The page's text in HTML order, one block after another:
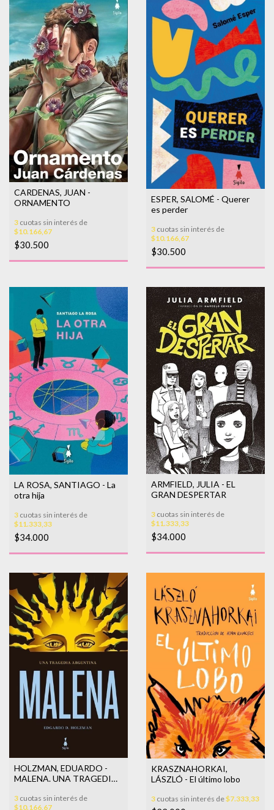
CARDENAS, JUAN -
ORNAMENTO
3 cuotas sin interés de
$10.166,67
$30.500
ESPER, SALOMÉ - Querer
es perder
3 cuotas sin interés de
$10.166,67
$30.500
LA ROSA, SANTIAGO - La
otra hija
3 cuotas sin interés de
$11.333,33
$34.000
ARMFIELD, JULIA - EL
GRAN DESPERTAR
3 cuotas sin interés de
$11.333,33
$34.000
HOLZMAN, EDUARDO -
MALENA. UNA TRAGEDIA
3 cuotas sin interés de
$10.166,67
KRASZNAHORKAI,
LÁSZLÓ - El último lobo
3 cuotas sin interés de$7.333,33